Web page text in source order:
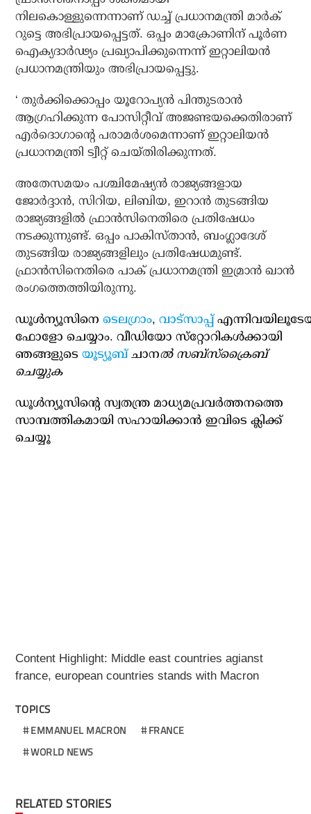
നിലകൊള്ളുന്നെന്നാണ് ഡച്ച് പ്രധാനമന്ത്രി മാര്‍ക്
റുട്ടെ അഭിപ്രായപ്പെട്ടത്. ഒപ്പം മാക്രോണിന് പൂര്‍ണ
ഐക്യദാര്‍ഢ്യം പ്രഖ്യാപിക്കുന്നെന്ന് ഇറ്റാലിയന്‍
പ്രധാനമന്ത്രിയും അഭിപ്രായപ്പെട്ടു.
‘ തുര്‍ക്കിക്കൊപ്പം യൂറോപ്യന്‍ പിന്തുടരാന്‍
ആഗ്രഹിക്കുന്ന പോസിറ്റീവ് അജണ്ടയക്കെതിരാണ്
എര്‍ദൊഗാന്റെ പരാമര്‍ശമെന്നാണ് ഇറ്റാലിയന്‍
പ്രധാനമന്ത്രി ട്വീറ്റ് ചെയ്തിരിക്കുന്നത്.
അതേസമയം പശ്ചിമേഷ്യന്‍ രാജ്യങ്ങളായ
ജോര്‍ദ്ദാന്‍, സിറിയ, ലിബിയ, ഇറാന്‍ തുടങ്ങിയ
രാജ്യങ്ങളില്‍ ഫ്രാന്‍സിനെതിരെ പ്രതിഷേധം
നടക്കുന്നുണ്ട്. ഒപ്പം പാകിസ്താന്‍, ബംഗ്ലാദേശ്
തുടങ്ങിയ രാജ്യങ്ങളിലും പ്രതിഷേധമുണ്ട്.
ഫ്രാന്‍സിനെതിരെ പാക് പ്രധാനമന്ത്രി ഇമ്രാന്‍ ഖാന്‍
രംഗത്തെത്തിയിരുന്നു.
ഡൂള്‍ന്യൂസിനെടെലഗ്രാം,വാട്‌സാപ്പ്
ഫോളോ ചെയ്യാം. വീഡിയോ സ്‌റ്റോറികള്‍ക്കായി
ഞങ്ങളുടെയൂട്യൂബ്ചാനല്‍ സബ്‌സ്‌ക്രൈബ്
ചെയ്യുക
ഡൂള്‍ന്യൂസിന്റെ സ്വതന്ത്ര മാധ്യമപ്രവര്‍ത്തനത്തെ
സാമ്പത്തികമായി സഹായിക്കാന്‍ ഇവിടെ ക്ലിക്ക്
ചെയ്യൂ
Content Highlight: Middle east countries agianst
france, european countries stands with Macron
TOPICS
EMMANUEL MACRON
FRANCE
WORLD NEWS
RELATED STORIES